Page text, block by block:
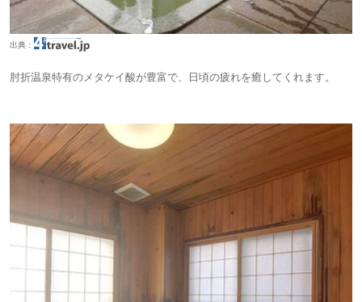
出典：
肘折温泉特有のメタケイ酸が豊富で、日頃の疲れを癒してくれます。